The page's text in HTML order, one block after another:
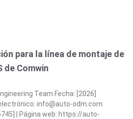
para la línea de montaje de
de Comwin
Team Fecha: [2026]
info@auto-odm.com
| Página web: https://auto-